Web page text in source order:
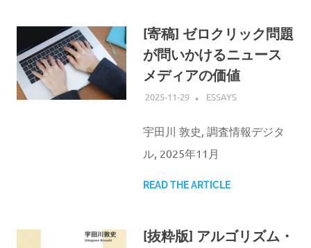
[寄稿] ゼロクリック問題
が問いかけるニュース
メディアの価値
2025-11-29 ATSUSHI UDAGAWA
ESSAYS
宇田川 敦史, 調査情報デジタ
ル, 2025年11月
READ THE ARTICLE
[抜粋版] アルゴリズム・